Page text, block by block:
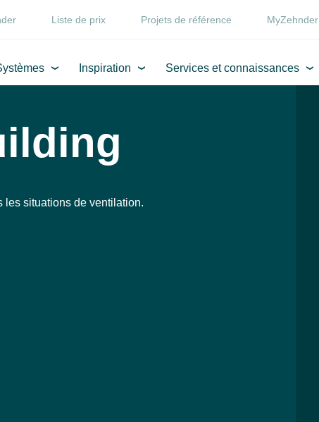
Liste de prix Projets de référence MyZehnder
Inspiration Services et connaissances
les situations de ventilation.